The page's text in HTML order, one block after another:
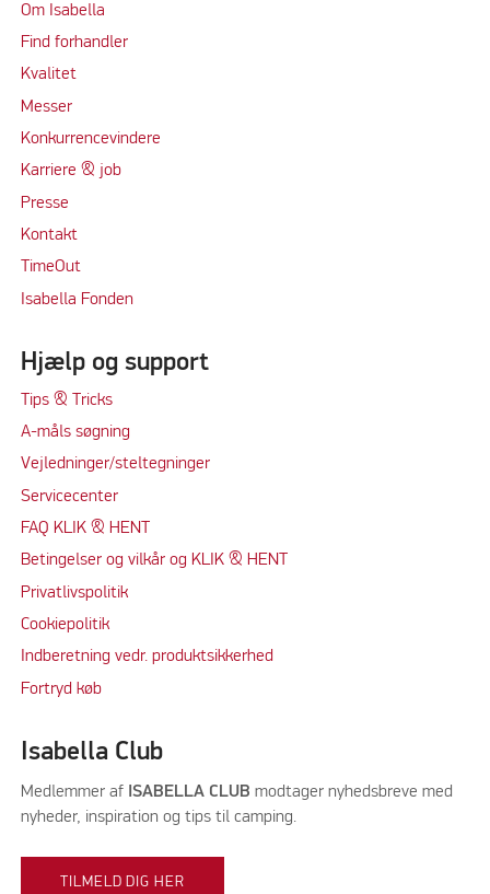
Om Isabella
Find forhandler
Kvalitet
Messer
Konkurrencevindere
Karriere & job
Presse
Kontakt
TimeOut
Isabella Fonden
Hjælp og support
Tips & Tricks
A-måls søgning
Vejledninger/steltegninger
Servicecenter
FAQ KLIK & HENT
Betingelser og vilkår og KLIK & HENT
Privatlivspolitik
Cookiepolitik
Indberetning vedr. produktsikkerhed
Fortryd køb
Isabella Club
Medlemmer afISABELLA CLUB modtager nyhedsbreve med
nyheder, inspiration og tips til camping.
TILMELD DIG HER